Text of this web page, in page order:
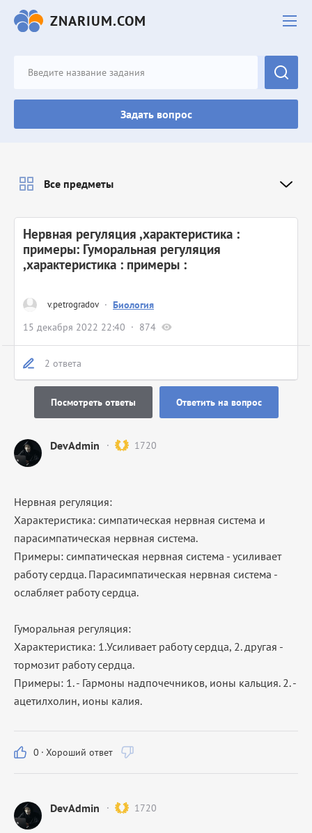
ZNARIUM.COM
Задать вопрос
v.petrogradov · Биология
15 декабря 2022 22:40
874
Нервная регуляция ,характеристика :
примеры: Гуморальная регуляция
,характеристика : примеры :
2 ответа
Посмотреть ответы Ответить на вопрос
DevAdmin 1720
Нервная регуляция:
Характеристика: симпатическая нервная система и
парасимпатическая нервная система.
Примеры: симпатическая нервная система - усиливает
работу сердца. Парасимпатическая нервная система -
ослабляет работу сердца.
Гуморальная регуляция:
Характеристика: 1.Усиливает работу сердца, 2. другая -
тормозит работу сердца.
Примеры: 1. - Гармоны надпочечников, ионы кальция. 2. -
ацетилхолин, ионы калия.
0 · Хороший ответ
DevAdmin 1720
Все предметы